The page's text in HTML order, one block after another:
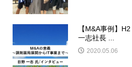
【M&A事例】
一志社長 ...
2020.05.06